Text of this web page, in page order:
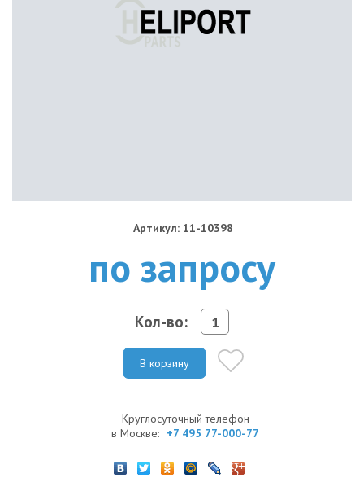
Артикул: 11-10398
по запросу
Кол-во:
В корзину
Круглосуточный телефон
в Москве: +7 495 77-000-77